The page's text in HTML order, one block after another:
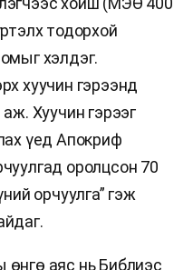
тодорхой
хэлдэг.
хуучин гэрээнд
Хуучин гэрээг
үед Апокриф
оролцсон 70
орчуулга” гэж
аяс нь Библиэс